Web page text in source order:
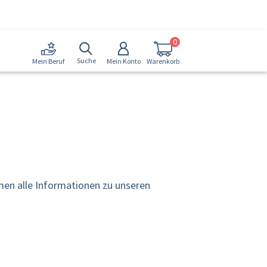
Mein Beruf Suche Mein Konto Warenkorb
0
alle Informationen zu unseren